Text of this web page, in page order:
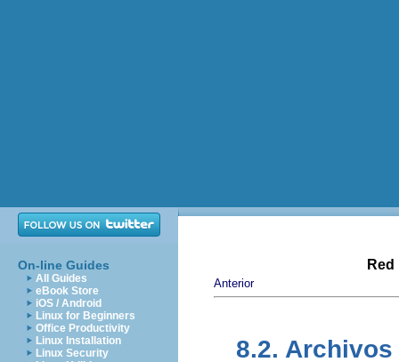
On-line Guides
All Guides
eBook Store
iOS / Android
Linux for Beginners
Office Productivity
Linux Installation
Linux Security
Anterior
8.2.